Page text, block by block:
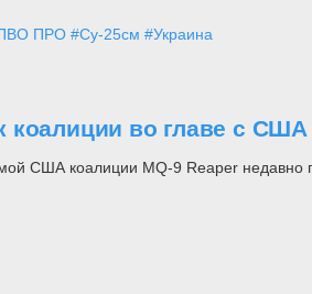
ПРО #Су-25см #Украина
коалиции во главе с
США коалиции MQ-9 Reaper недавно